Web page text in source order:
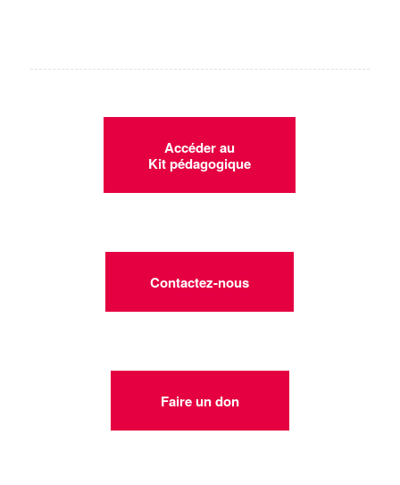
Accéder au
Kit pédagogique
Contactez-nous
Faire un don